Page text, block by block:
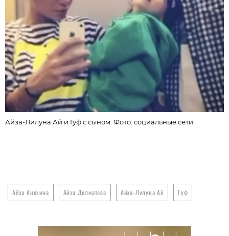
Айза-Лилуна Ай и Гуф с сыном. Фото: социальные сети
Айза Анохина Айза Долматова Айза-Лилуна Ай Гуф